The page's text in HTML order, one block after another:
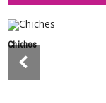
Chiches